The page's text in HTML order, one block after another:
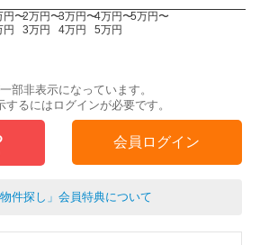
円〜
円
2万円〜
3万円
3万円〜
4万円
4万円〜
5万円
5万円〜
部非表示になっています。
するにはログインが必要です。
会員ログイン
物件探し」会員特典について